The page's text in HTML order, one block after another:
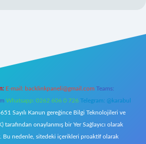
E-mail: backlinkpaneli@gmail.com Teams:
Whatsapp: 0262 606 0 726 Telegram: @karabul
Sayılı Kanun gereğince Bilgi Teknolojileri ve
tarafından onaylanmış bir Yer Sağlayıcı olarak
Bu nedenle, sitedeki içerikleri proaktif olarak